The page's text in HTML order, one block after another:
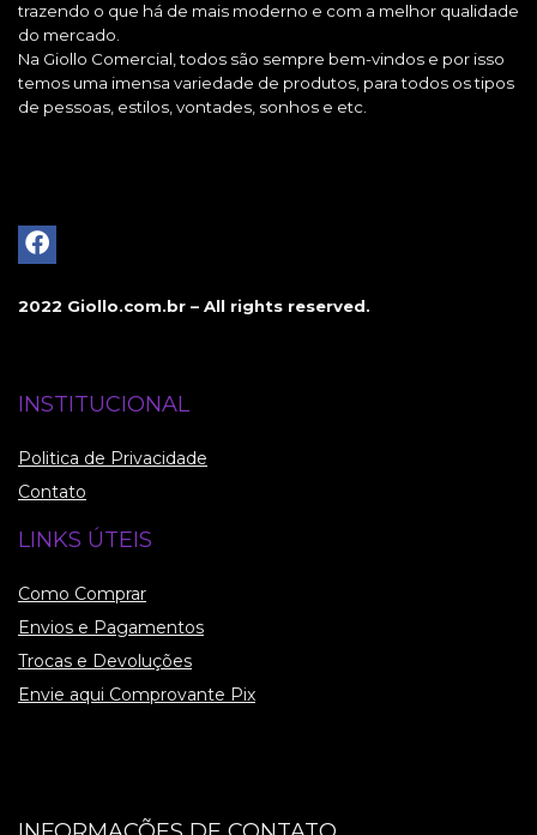
trazendo o que há de mais moderno e com a melhor qualidade
do mercado.
Na Giollo Comercial, todos são sempre bem-vindos e por isso
temos uma imensa variedade de produtos, para todos os tipos
de pessoas, estilos, vontades, sonhos e etc.
2022 Giollo.com.br – All rights reserved.
INSTITUCIONAL
Politica de Privacidade
Contato
LINKS ÚTEIS
Como Comprar
Envios e Pagamentos
Trocas e Devoluções
Envie aqui Comprovante Pix